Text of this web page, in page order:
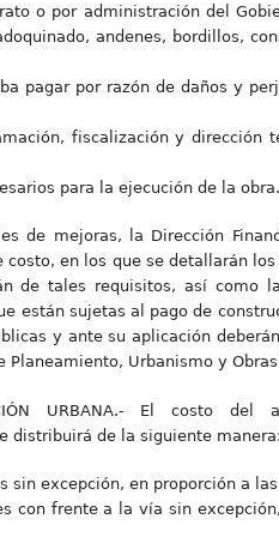
o por administración del
andenes, bordillos,
pagar por razón de daños y
fiscalización y dirección
para la ejecución de la obra.
de mejoras, la Dirección
en los que se detallarán
de tales requisitos, así como
están sujetas al pago de
y ante su aplicación
Urbanismo y
URBANA.- El costo
distribuirá de la siguiente manera:
sin excepción, en proporción a
con frente a la vía sin